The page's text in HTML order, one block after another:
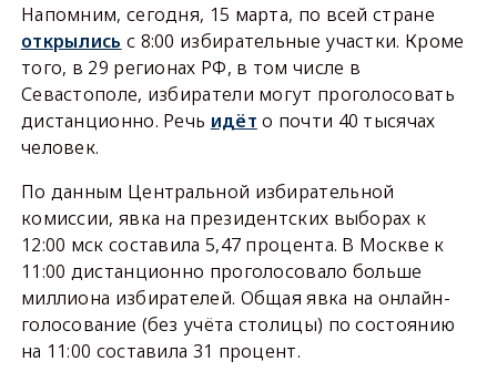
Напомним, сегодня, 15 марта, по всей стране
открылись с 8:00 избирательные участки. Кроме
того, в 29 регионах РФ, в том числе в
Севастополе, избиратели могут проголосовать
дистанционно. Речь идёт о почти 40 тысячах
человек.
По данным Центральной избирательной
комиссии, явка на президентских выборах к
12:00 мск составила 5,47 процента. В Москве к
11:00 дистанционно проголосовало больше
миллиона избирателей. Общая явка на онлайн-
голосование (без учёта столицы) по состоянию
на 11:00 составила 31 процент.